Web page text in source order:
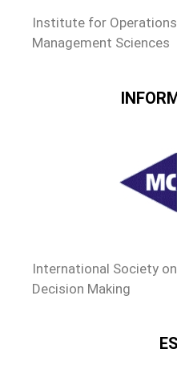
Institute for
Management Sciences
International Society
Decision Making